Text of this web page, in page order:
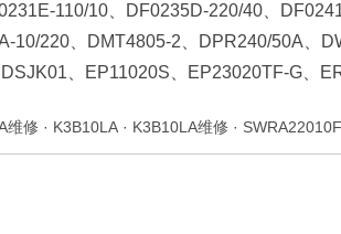
110/10、DF0235D-220/40、
10/220、DMT4805-2、DPR240/50A、
、EP11020S、EP23020TF-G、
维修 · K3B10LA · K3B10LA维修 · SWRA22010F